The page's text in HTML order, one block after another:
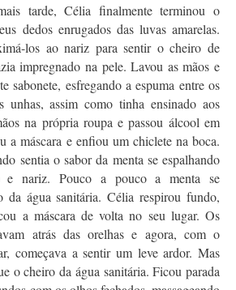
tarde, Célia finalmente terminou o
dedos enrugados das luvas amarelas.
los ao nariz para sentir o cheiro de
impregnado na pele. Lavou as mãos e
sabonete, esfregando a espuma entre os
unhas, assim como tinha ensinado aos
na própria roupa e passou álcool em
a máscara e enfiou um chiclete na boca.
sentia o sabor da menta se espalhando
e nariz. Pouco a pouco a menta se
da água sanitária. Célia respirou fundo,
a máscara de volta no seu lugar. Os
atrás das orelhas e agora, com o
começava a sentir um leve ardor. Mas
o cheiro da água sanitária. Ficou parada